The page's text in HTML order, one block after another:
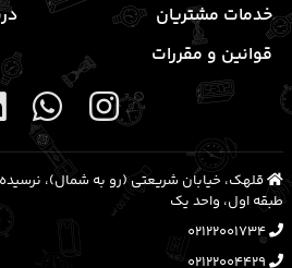
خدمات مشتریان
قوانین و مقررات
طبقه اول، واحد یک
02122001734
02122004429